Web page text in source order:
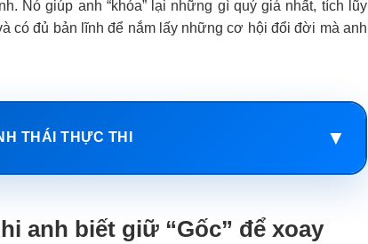
Nó giúp anh “khóa” lại những gì quý giá nhất, tích lũy
có đủ bản lĩnh để nắm lấy những cơ hội đổi đời mà anh
THÁI THỰC THI ▼
anh biết giữ “Gốc” để xoay